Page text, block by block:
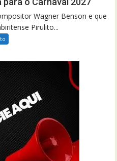
Wagner Benson e que
Pirulito...